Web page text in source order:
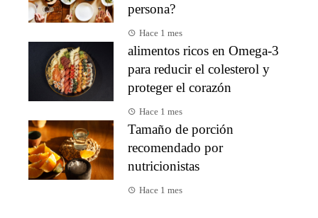
persona?
Hace 1 mes
alimentos ricos en Omega-3
para reducir el colesterol y
proteger el corazón
Hace 1 mes
Tamaño de porción
recomendado por
nutricionistas
Hace 1 mes